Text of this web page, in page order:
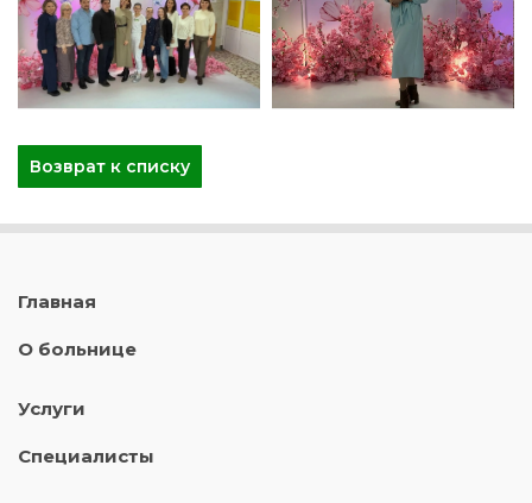
Возврат к списку
Главная
О больнице
Услуги
Специалисты